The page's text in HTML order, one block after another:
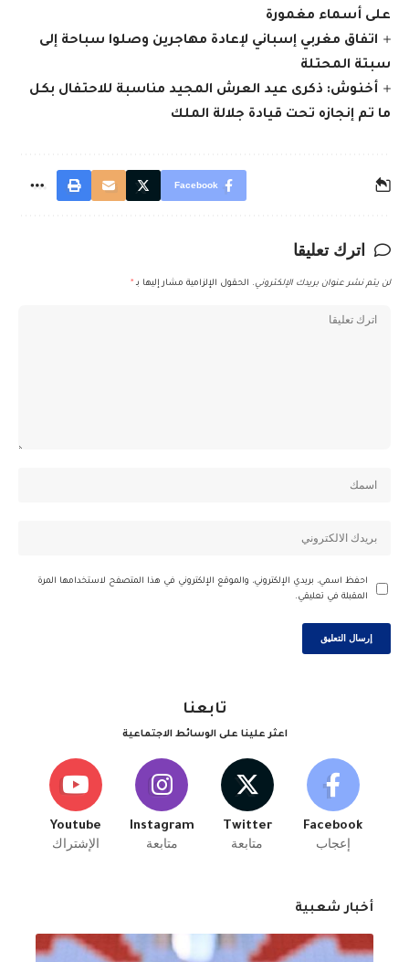
على أسماء مغمورة
اتفاق مغربي إسباني لإعادة مهاجرين وصلوا سباحة إلى
سبتة المحتلة
أخنوش: ذكرى عيد العرش المجيد مناسبة للاحتفال بكل
ما تم إنجازه تحت قيادة جلالة الملك
Facebook
اترك تعليقا
لن يتم نشر عنوان بريدك الإلكتروني. الحقول الإلزامية مشار إليها بـ *
احفظ اسمي، بريدي الإلكتروني، والموقع الإلكتروني في هذا المتصفح لاستخدامها المرة
المقبلة في تعليقي.
تابعنا
اعثر علينا على الوسائط الاجتماعية
Facebook
إعجاب
Twitter
متابعة
Instagram
متابعة
Youtube
الإشتراك
أخبار شعبية